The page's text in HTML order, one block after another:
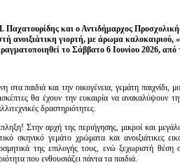
Παχατουρίδης και ο Αντιδήμαρχος
ανοιξιάτικη γιορτή, με άρωμα
το Σάββατο 6 Ιουνίου 2026, από
στα παιδιά και την οικογένεια, γεμάτη παιχνίδι,
θα έχουν την ευκαιρία να ανακαλύψουν
δραστηριότητες.
Στην αρχή της περιήγησης, μικροί και
σκηνικό γεμάτο χρώματα και ανοιξιάτικες
της επιλογής τους, ενώ ξεχωριστή
που ενθουσιάζει πάντα τα παιδιά.